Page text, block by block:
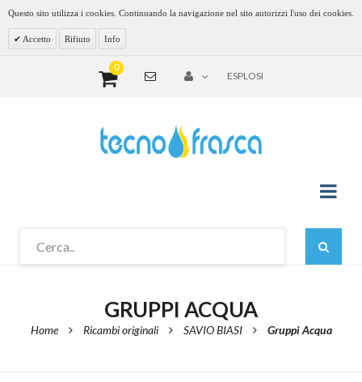
Questo sito utilizza i cookies. Continuando la navigazione nel sito autorizzi l'uso dei cookies.
Accetto Rifiuto Info
0
ESPLOSI
GRUPPI ACQUA
Home Ricambi originali SAVIO BIASI Gruppi Acqua